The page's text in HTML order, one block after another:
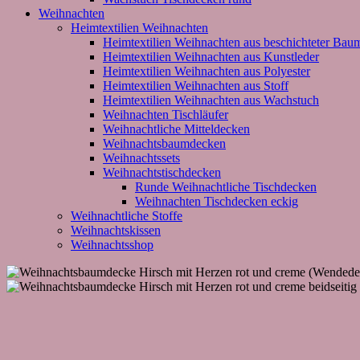
Weihnachten
Heimtextilien Weihnachten
Heimtextilien Weihnachten aus beschichteter
Heimtextilien Weihnachten aus Kunstleder
Heimtextilien Weihnachten aus Polyester
Heimtextilien Weihnachten aus Stoff
Heimtextilien Weihnachten aus Wachstuch
Weihnachten Tischläufer
Weihnachtliche Mitteldecken
Weihnachtsbaumdecken
Weihnachtssets
Weihnachtstischdecken
Runde Weihnachtliche Tischdecken
Weihnachten Tischdecken eckig
Weihnachtliche Stoffe
Weihnachtskissen
Weihnachtsshop